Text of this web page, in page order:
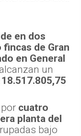
en dos
fincas de Gran
en General
un
cuatro
planta del
bajo